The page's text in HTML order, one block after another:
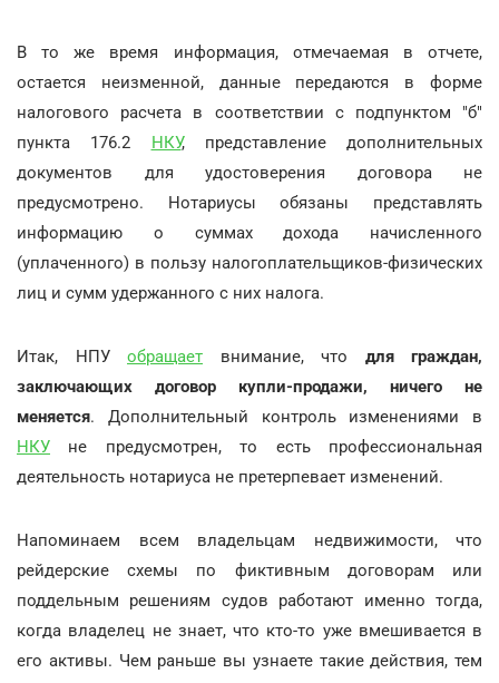
В то же время информация, отмечаемая в отчете,
остается неизменной, данные передаются в форме
налогового расчета в соответствии с подпунктом "б"
пункта 176.2 НКУ, представление дополнительных
документов для удостоверения договора не
предусмотрено. Нотариусы обязаны представлять
информацию о суммах дохода начисленного
(уплаченного) в пользу налогоплательщиков-физических
лиц и сумм удержанного с них налога.
Итак, НПУ обращает внимание, что для граждан,
заключающих договор купли-продажи, ничего не
меняется. Дополнительный контроль изменениями в
НКУ не предусмотрен, то есть профессиональная
деятельность нотариуса не претерпевает изменений.
Напоминаем всем владельцам недвижимости, что
рейдерские схемы по фиктивным договорам или
поддельным решениям судов работают именно тогда,
когда владелец не знает, что кто-то уже вмешивается в
его активы. Чем раньше вы узнаете такие действия, тем